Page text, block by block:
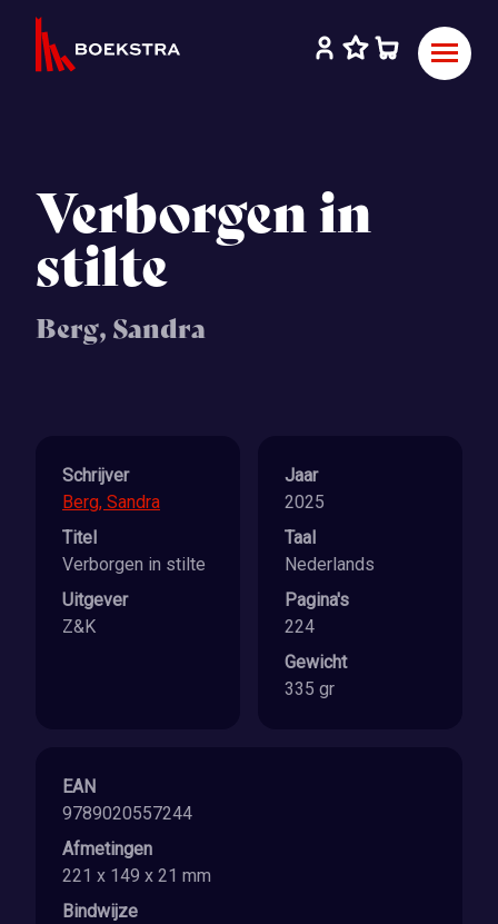
Verborgen in
stilte
Berg, Sandra
Schrijver
Berg, Sandra
Titel
Verborgen in stilte
Uitgever
Z&K
Jaar
2025
Taal
Nederlands
Pagina's
224
Gewicht
335 gr
EAN
9789020557244
Afmetingen
221 x 149 x 21 mm
Bindwijze